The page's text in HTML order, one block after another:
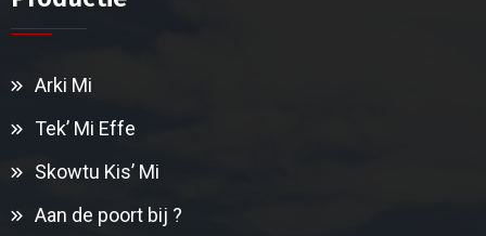
Arki Mi
Tek’ Mi Effe
Skowtu Kis’ Mi
Aan de poort bij ?